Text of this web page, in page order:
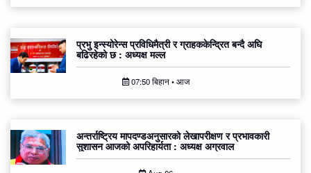
प्रभु इन्स्योरेन्स प्रविधिमैत्री र ग्राहककेन्द्रित बन्दै अघि
बढिरहेको छ : अध्यक्ष मल्ल
07:50 बिहान • आज
अन्तर्राष्ट्रिय मापदण्डअनुसारको लेखापरीक्षण र प्रभावकारी
सुशासन आजको अपरिहार्यता : अध्यक्ष अग्रवाल